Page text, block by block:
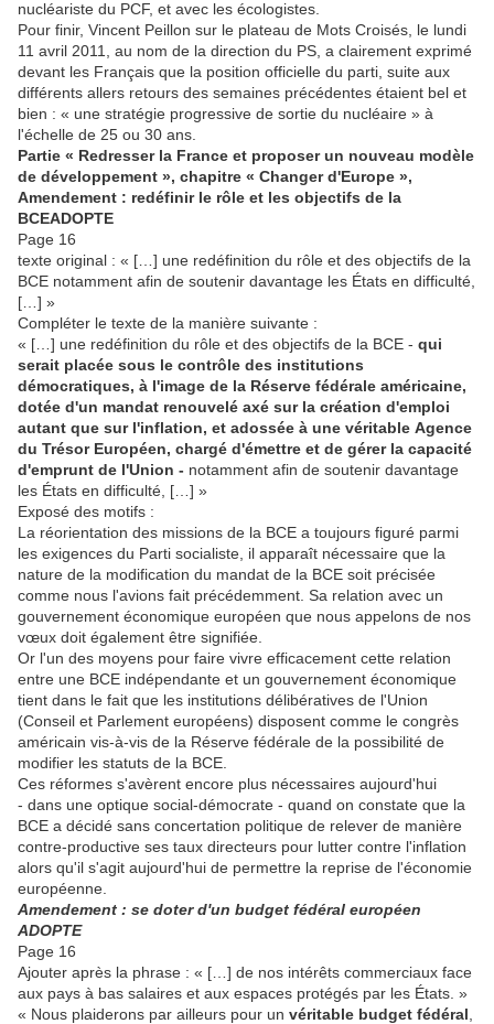
nucléariste du PCF, et avec les écologistes.
Pour finir, Vincent Peillon sur le plateau de Mots Croisés, le lundi
11 avril 2011, au nom de la direction du PS, a clairement exprimé
devant les Français que la position officielle du parti, suite aux
différents allers retours des semaines précédentes étaient bel et
bien : « une stratégie progressive de sortie du nucléaire » à
l'échelle de 25 ou 30 ans.
Partie « Redresser la France et proposer un nouveau modèle
de développement », chapitre « Changer d'Europe »,
Amendement : redéfinir le rôle et les objectifs de la
BCEADOPTE
Page 16
texte original : « […] une redéfinition du rôle et des objectifs de la
BCE notamment afin de soutenir davantage les États en difficulté,
[…] »
Compléter le texte de la manière suivante :
« […] une redéfinition du rôle et des objectifs de la BCE - qui
serait placée sous le contrôle des institutions
démocratiques, à l'image de la Réserve fédérale américaine,
dotée d'un mandat renouvelé axé sur la création d'emploi
autant que sur l'inflation, et adossée à une véritable Agence
du Trésor Européen, chargé d'émettre et de gérer la capacité
d'emprunt de l'Union - notamment afin de soutenir davantage
les États en difficulté, […] »
Exposé des motifs :
La réorientation des missions de la BCE a toujours figuré parmi
les exigences du Parti socialiste, il apparaît nécessaire que la
nature de la modification du mandat de la BCE soit précisée
comme nous l'avions fait précédemment. Sa relation avec un
gouvernement économique européen que nous appelons de nos
vœux doit également être signifiée.
Or l'un des moyens pour faire vivre efficacement cette relation
entre une BCE indépendante et un gouvernement économique
tient dans le fait que les institutions délibératives de l'Union
(Conseil et Parlement européens) disposent comme le congrès
américain vis-à-vis de la Réserve fédérale de la possibilité de
modifier les statuts de la BCE.
Ces réformes s'avèrent encore plus nécessaires aujourd'hui
- dans une optique social-démocrate - quand on constate que la
BCE a décidé sans concertation politique de relever de manière
contre-productive ses taux directeurs pour lutter contre l'inflation
alors qu'il s'agit aujourd'hui de permettre la reprise de l'économie
européenne.
Amendement : se doter d'un budget fédéral européen
ADOPTE
Page 16
Ajouter après la phrase : « […] de nos intérêts commerciaux face
aux pays à bas salaires et aux espaces protégés par les États. »
« Nous plaiderons par ailleurs pour un véritable budget fédéral